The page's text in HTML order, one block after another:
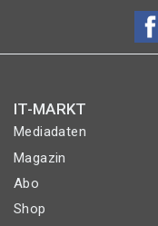
IT-MARKT
Mediadaten
Magazin
Abo
Shop